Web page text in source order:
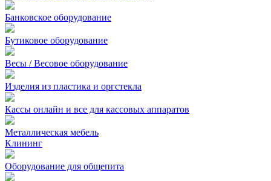
Банковское оборудование
Бутиковое оборудование
Весы / Весовое оборудование
Изделия из пластика и оргстекла
Кассы онлайн и все для кассовых аппаратов
Металлическая мебель
Клининг
Оборудование для общепита